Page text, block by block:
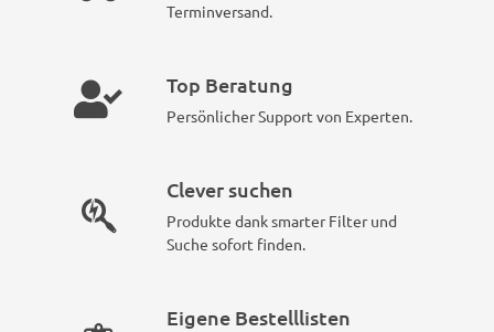
Terminversand.
Top Beratung
Persönlicher Support von Experten.
Clever suchen
Produkte dank smarter Filter und
Suche sofort finden.
Eigene Bestelllisten